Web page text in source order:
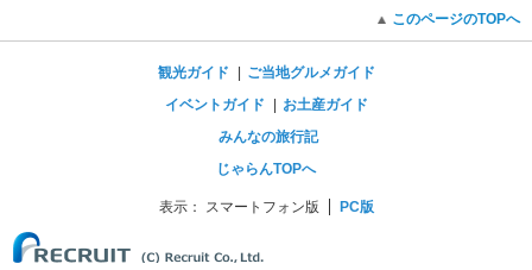
このページのTOPへ
観光ガイド
ご当地グルメガイド
イベントガイド
お土産ガイド
みんなの旅行記
じゃらんTOPへ
表示： スマートフォン版 PC版